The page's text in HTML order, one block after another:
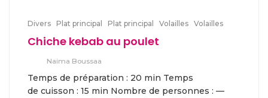
Divers Plat principal Plat principal Volailles Volailles
Chiche kebab au poulet
Naima Boussaa
Temps de préparation : 20 min Temps
de cuisson : 15 min Nombre de personnes : —